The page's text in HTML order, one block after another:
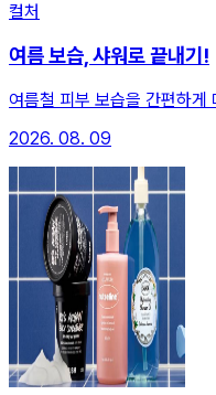
컬처
여름 보습, 샤워로 끝내기!
여름철 피부 보습을 간편하게
2026. 08. 09